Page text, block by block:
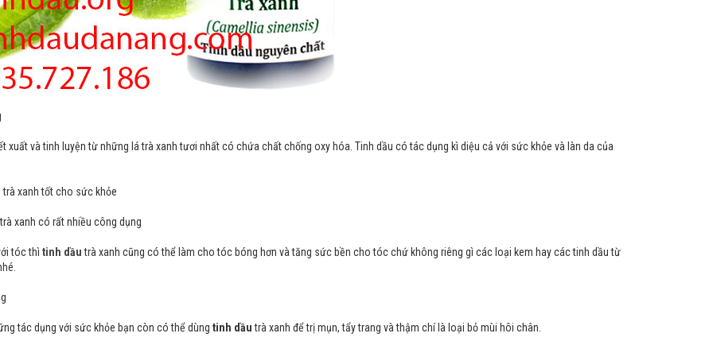
xuất và tinh luyện từ những lá trà xanh tươi nhất có chứa chất chống oxy hóa. Tinh dầu có tác dụng kì diệu cả với sức khỏe và làn da của
trà xanh tốt cho sức khỏe
xanh có rất nhiều công dụng
tóc thì tinh dầutrà xanh cũng có thể làm cho tóc bóng hơn và tăng sức bền cho tóc chứ không riêng gì các loại kem hay các tinh dầu từ
tác dụng với sức khỏe bạn còn có thể dùng tinh dầutrà xanh để trị mụn, tẩy trang và thậm chí là loại bỏ mùi hôi chân.